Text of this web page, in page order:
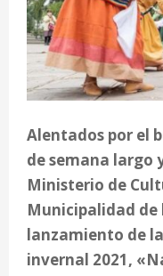
Alentados por el
de semana largo
Ministerio de
Municipalidad
lanzamiento de
invernal 2021,